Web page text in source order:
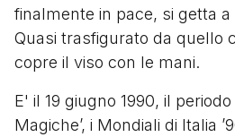
finalmente in pace, si getta
Quasi trasfigurato da quello
copre il viso con le mani.
E' il 19 giugno 1990, il
Magiche’, i Mondiali di Italia